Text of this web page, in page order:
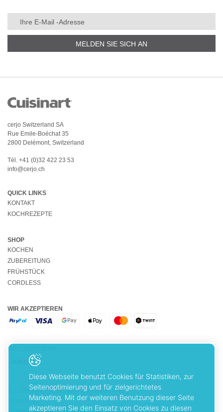
MELDEN SIE SICH AN
cerjo Switzerland SA
Rue Emile-Boéchat 35
2800 Delémont, Switzerland
Tél. +41 (0)32 422 23 53
info@cerjo.ch
QUICK LINKS
KONTAKT
KOCHREZEPTE
SHOP
KOCHEN
ZUBEREITUNG
FRÜHSTÜCK
CORDLESS
WIR AKZEPTIEREN
WIR LIEFERN MIT
ALLGEMEINE GESCHÄFTSBEDINGUNGEN
GARANTIE
Diese Webseite benutzt Cookies für Statistiken, zur
Seitenoptimierung und für zielgerichtetes
Marketing. Mit der weiteren Benutzung dieser Seite
akzeptieren Sie den Einsatz von Cookies zu diesen